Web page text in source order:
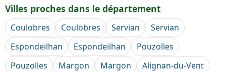
Villes proches dans le département
Coulobres Coulobres Servian
Servian
Espondeilhan
Espondeilhan
Pouzolles
Pouzolles
Margon Margon
Alignan-du-Vent